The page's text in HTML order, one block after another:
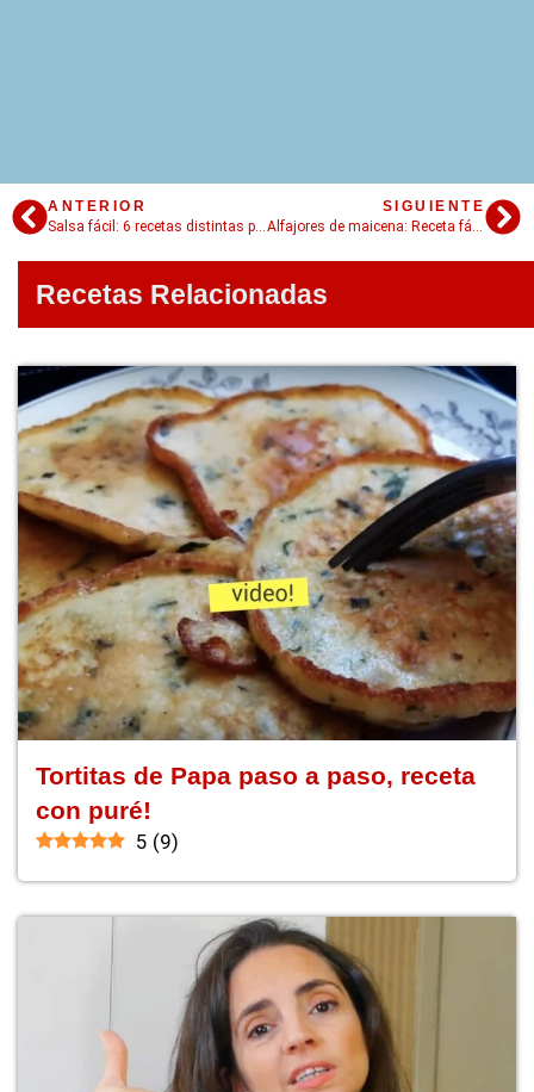
ANTERIOR
Salsa fácil: 6 recetas distintas para tener a mano!
SIGUIENTE
Alfajores de maicena: Receta fácil, casera y deliciosa
Recetas Relacionadas
Tortitas de Papa paso a paso, receta
con puré!
5 (9)